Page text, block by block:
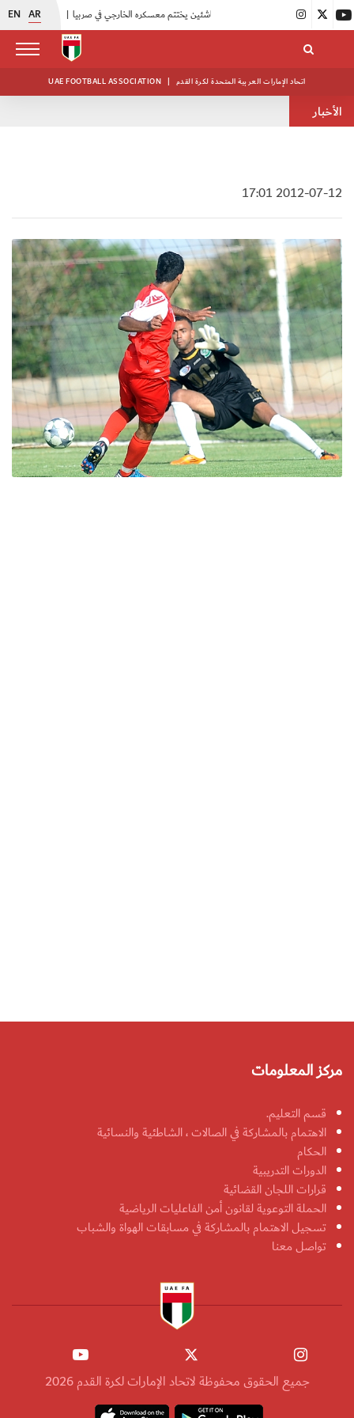
EN AR اتحاد الكرة يُنظم ورشة عمل للمراقبين المعتمدين |
UAE FOOTBALL ASSOCIATION | اتحاد الإمارات العربية المتحدة لكرة القدم
الأخبار
2012-07-12 17:01
مركز المعلومات
قسم التعليم.
الاهتمام بالمشاركة في الصالات ، الشاطئية والنسائية
الحكام
الدورات التدريبية
قرارات اللجان القضائية
الحملة التوعوية لقانون أمن الفاعليات الرياضية
تسجيل الاهتمام بالمشاركة في مسابقات الهواة والشباب
تواصل معنا
جميع الحقوق محفوظة لاتحاد الإمارات لكرة القدم 2026